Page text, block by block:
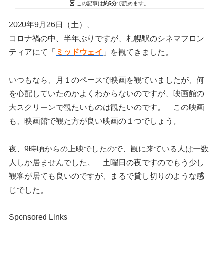
この記事は約5分で読めます。
2020年9月26日（土）、
コロナ禍の中、半年ぶりですが、札幌駅のシネマフロン
ティアにて「 ミッドウェイ 」を観てきました。
いつもなら、月１のペースで映画を観ていましたが、何
を心配していたのかよくわからないのですが、映画館の
大スクリーンで観たいものは観たいのです。 この映画
も、映画館で観た方が良い映画の１つでしょう。
夜、9時頃からの上映でしたので、観に来ている人は十数
人しか居ませんでした。 土曜日の夜ですのでもう少し
観客が居ても良いのですが、まるで貸し切りのような感
じでした。
Sponsored Links